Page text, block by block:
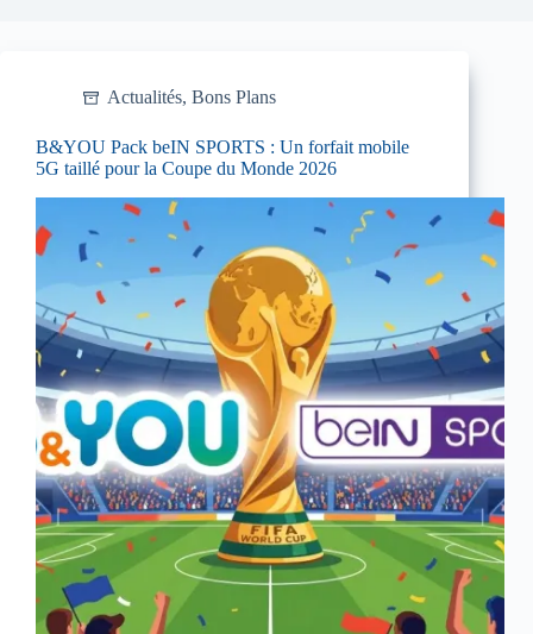
Actualités, Bons Plans
B&YOU Pack beIN SPORTS : Un forfait mobile
5G taillé pour la Coupe du Monde 2026